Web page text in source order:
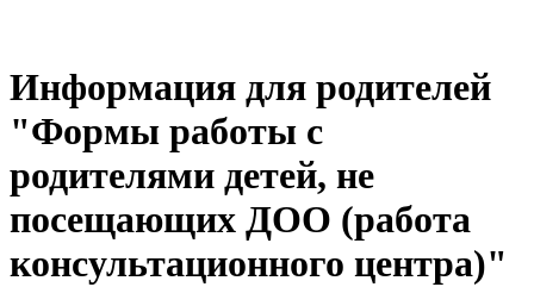
Информация для родителей
"Формы работы с
родителями детей, не
посещающих ДОО (работа
консультационного центра)"